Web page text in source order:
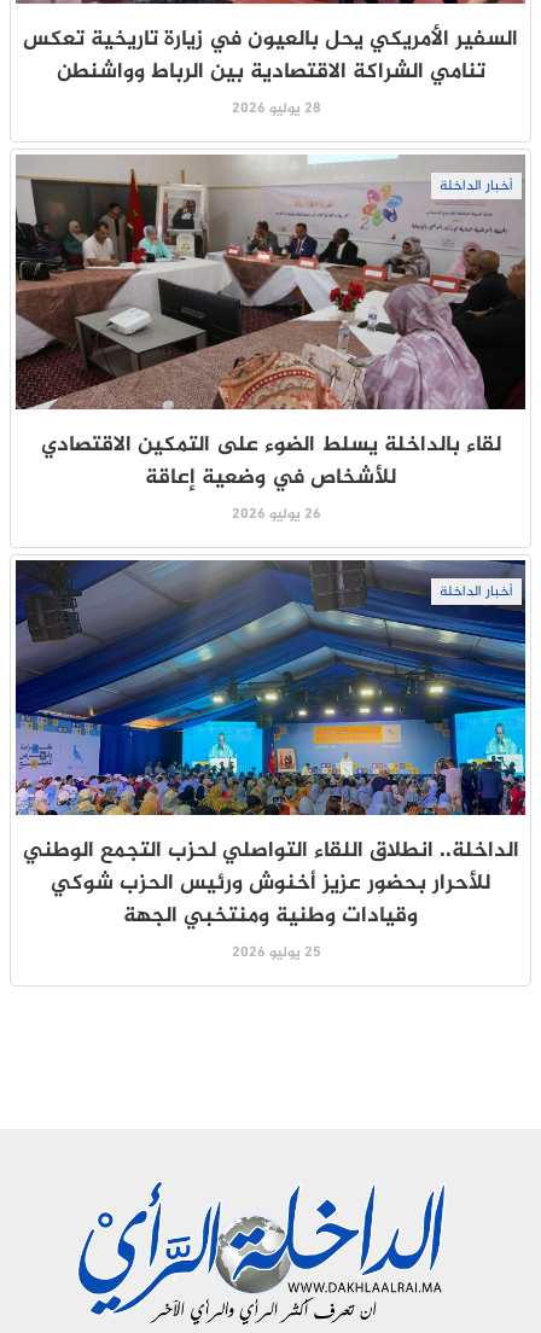
السفير الأمريكي يحل بالعيون في زيارة تاريخية تعكس
تنامي الشراكة الاقتصادية بين الرباط وواشنطن
28 يوليو 2026
أخبار الداخلة
لقاء بالداخلة يسلط الضوء على التمكين الاقتصادي
للأشخاص في وضعية إعاقة
26 يوليو 2026
أخبار الداخلة
الداخلة.. انطلاق اللقاء التواصلي لحزب التجمع الوطني
للأحرار بحضور عزيز أخنوش ورئيس الحزب شوكي
وقيادات وطنية ومنتخبي الجهة
25 يوليو 2026